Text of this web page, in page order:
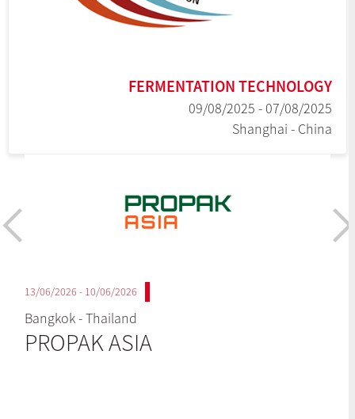
FERMENTATION TECHNOLOGY
07/08/2025 - 09/08/2025
Shanghai - China
10/06/2026 - 13/06/2026
Bangkok - Thailand
PROPAK ASIA